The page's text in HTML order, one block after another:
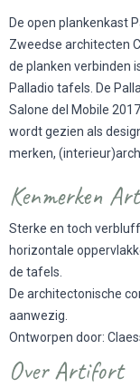
De open plankenkast
Zweedse architecten
de planken verbinden
Palladio tafels. De
Salone del Mobile
wordt gezien als
merken,
Kenmerken
Sterke en toch
horizontale
de tafels.
De architectonische
aanwezig.
Ontworpen door:
Over Artifort